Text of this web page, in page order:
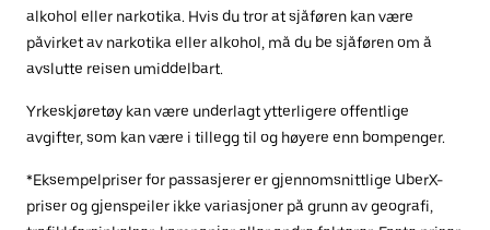
alkohol eller narkotika. Hvis du tror at sjåføren kan være
påvirket av narkotika eller alkohol, må du be sjåføren om å
avslutte reisen umiddelbart.
Yrkeskjøretøy kan være underlagt ytterligere offentlige
avgifter, som kan være i tillegg til og høyere enn bompenger.
*Eksempelpriser for passasjerer er gjennomsnittlige UberX-
priser og gjenspeiler ikke variasjoner på grunn av geografi,